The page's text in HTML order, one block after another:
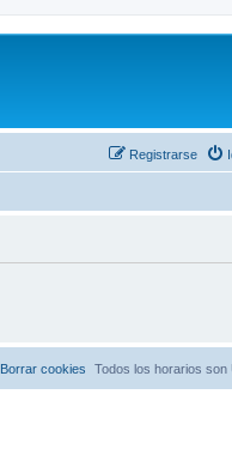
Registrarse
Todos los horarios son
Borrar cookies